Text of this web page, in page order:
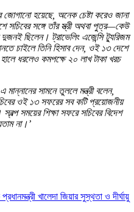
জোগানো হয়েছে, অনেক চেষ্টা করেও জানা
সচিবের সঙ্গে তাঁর স্ত্রী অথবা পুত্র—কেউ
ছিলেন। ট্রাভেলিং এজেন্সি ট্যুরিজম
চাইলে তিনি হিসাব দেন, ওই ১৩ দেশে
ধরলেও কমপক্ষে ২০ লাখ টাকা খরচ
মান্নানের সামনে তুললে মন্ত্রী বলেন,
ওই ১৩ সফরের সব কটি প্রয়োজনীয়
সময়ের শিক্ষা সফরে সচিবের বিদেশ
না।’